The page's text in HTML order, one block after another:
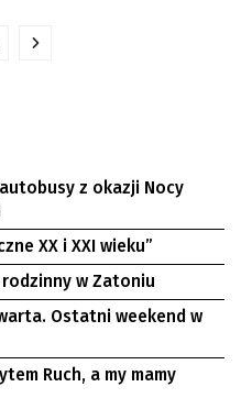
z okazji Nocy
fotograficzne XX i XXI wieku”
w Zatoniu
Ostatni weekend w
Ruch, a my mamy